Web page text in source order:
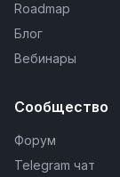
Roadmap
Блог
Вебинары
Сообщество
Форум
Telegram чат